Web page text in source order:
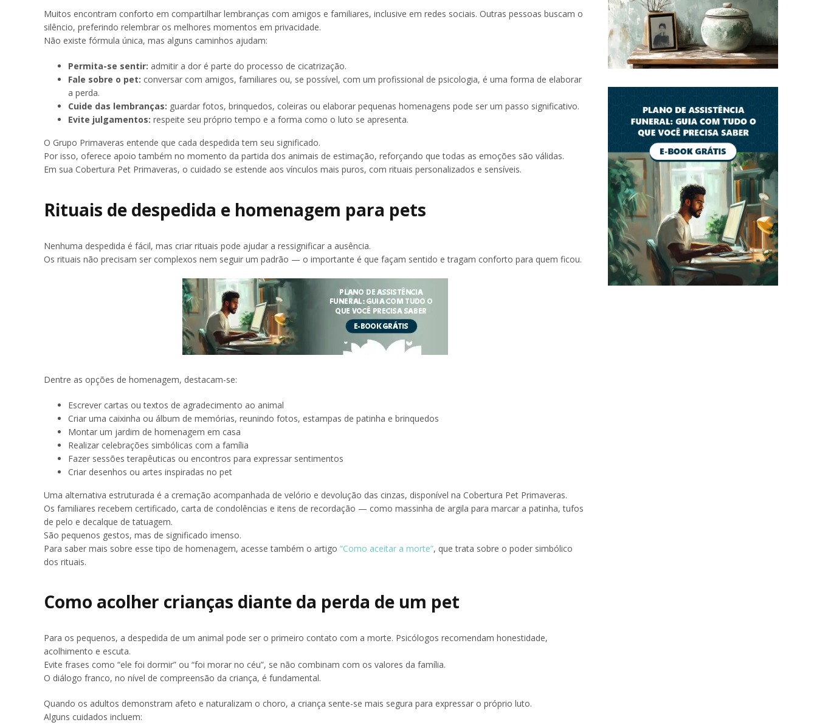
Muitos encontram conforto em compartilhar lembranças com amigos e familiares, inclusive em redes sociais. Outras pessoas buscam o
silêncio, preferindo relembrar os melhores momentos em privacidade.
Não existe fórmula única, mas alguns caminhos ajudam:
Permita-se sentir: admitir a dor é parte do processo de cicatrização.
Fale sobre o pet: conversar com amigos, familiares ou, se possível, com um profissional de psicologia, é uma forma de elaborar
a perda.
Cuide das lembranças: guardar fotos, brinquedos, coleiras ou elaborar pequenas homenagens pode ser um passo significativo.
Evite julgamentos: respeite seu próprio tempo e a forma como o luto se apresenta.
O Grupo Primaveras entende que cada despedida tem seu significado.
Por isso, oferece apoio também no momento da partida dos animais de estimação, reforçando que todas as emoções são válidas.
Em sua Cobertura Pet Primaveras, o cuidado se estende aos vínculos mais puros, com rituais personalizados e sensíveis.
Rituais de despedida e homenagem para pets
Nenhuma despedida é fácil, mas criar rituais pode ajudar a ressignificar a ausência.
Os rituais não precisam ser complexos nem seguir um padrão — o importante é que façam sentido e tragam conforto para quem ficou.
Dentre as opções de homenagem, destacam-se:
Escrever cartas ou textos de agradecimento ao animal
Criar uma caixinha ou álbum de memórias, reunindo fotos, estampas de patinha e brinquedos
Montar um jardim de homenagem em casa
Realizar celebrações simbólicas com a família
Fazer sessões terapêuticas ou encontros para expressar sentimentos
Criar desenhos ou artes inspiradas no pet
Uma alternativa estruturada é a cremação acompanhada de velório e devolução das cinzas, disponível na Cobertura Pet Primaveras.
Os familiares recebem certificado, carta de condolências e itens de recordação — como massinha de argila para marcar a patinha, tufos
de pelo e decalque de tatuagem.
São pequenos gestos, mas de significado imenso.
Para saber mais sobre esse tipo de homenagem, acesse também o artigo “Como aceitar a morte”, que trata sobre o poder simbólico
dos rituais.
Como acolher crianças diante da perda de um pet
Para os pequenos, a despedida de um animal pode ser o primeiro contato com a morte. Psicólogos recomendam honestidade,
acolhimento e escuta.
Evite frases como “ele foi dormir” ou “foi morar no céu”, se não combinam com os valores da família.
O diálogo franco, no nível de compreensão da criança, é fundamental.
Quando os adultos demonstram afeto e naturalizam o choro, a criança sente-se mais segura para expressar o próprio luto.
Alguns cuidados incluem: